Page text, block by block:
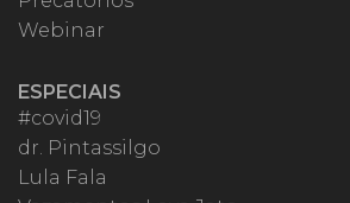
Webinar
ESPECIAIS
#covid19
dr. Pintassilgo
Lula Fala